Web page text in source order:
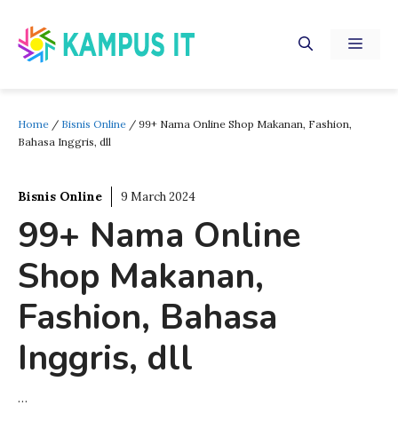
content
Home / Bisnis Online / 99+ Nama Online Shop Makanan, Fashion,
Bahasa Inggris, dll
Bisnis Online 9 March 2024
99+ Nama Online
Shop Makanan,
Fashion, Bahasa
Inggris, dll
…